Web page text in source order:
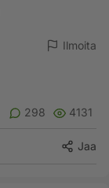
Ilmoita
298 4131
Jaa